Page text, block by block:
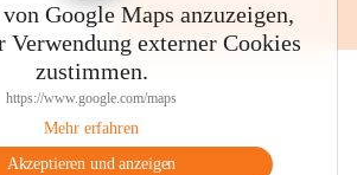
Google Maps anzuzeigen,
Verwendung externer Cookies
zustimmen.
https://www.google.com/maps
Mehr erfahren
Akzeptieren und anzeigen